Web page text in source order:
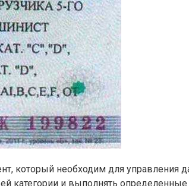
который необходим для
категории и выполнять